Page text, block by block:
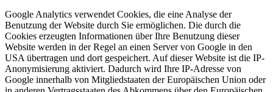
Google Analytics verwendet Cookies, die eine Analyse der
Benutzung der Website durch Sie ermöglichen. Die durch die
Cookies erzeugten Informationen über Ihre Benutzung dieser
Website werden in der Regel an einen Server von Google in den
USA übertragen und dort gespeichert. Auf dieser Website ist die IP-
Anonymisierung aktiviert. Dadurch wird Ihre IP-Adresse von
Google innerhalb von Mitgliedstaaten der Europäischen Union oder